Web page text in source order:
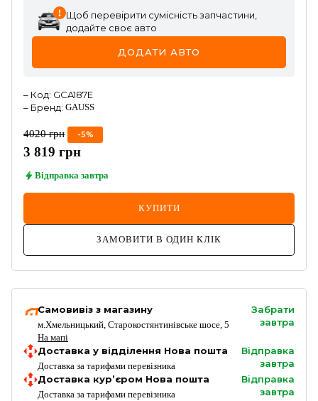
Щоб перевірити сумісність запчастини,
додайте своє авто
ДОДАТИ АВТО
– Код: GCA187E
– Бренд: GAUSS
4020 грн -5%
3 819 грн
Відправка завтра
КУПИТИ
ЗАМОВИТИ В ОДИН КЛІК
Самовивіз з магазину
м.Хмельницький, Старокостянтинівське шосе, 5
На мапі
Забрати
завтра
Доставка у відділення Нова пошта
Доставка за тарифами перевізника
Відправка
завтра
Доставка кур’єром Нова пошта
Доставка за тарифами перевізника
Відправка
завтра